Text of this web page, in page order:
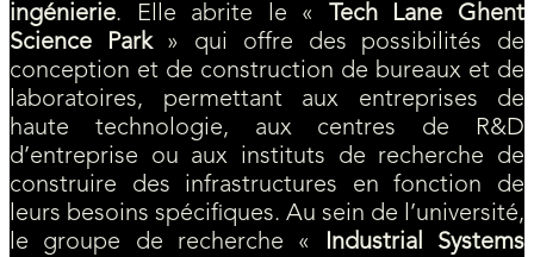
ingénierie. Elle abrite le «
Tech Lane Ghent
Science Park» qui offre des possibilités de
conception et de construction de bureaux et de
laboratoires, permettant aux entreprises de
haute technologie, aux centres de R&D
d’entreprise ou aux instituts de recherche de
construire des infrastructures en fonction de
leurs besoins spécifiques. Au sein de l’université,
le groupe de recherche «
Industrial Systems